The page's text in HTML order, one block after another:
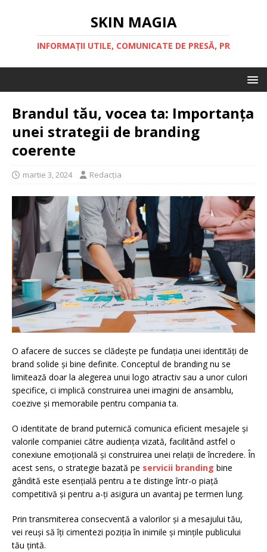
SKIN MAGIA
INFORMAȚII UTILE, COMUNICATE DE PRESĂ, PR
Brandul tău, vocea ta: Importanța
unei strategii de branding
coerente
martie 3, 2024 Redacția
O afacere de succes se clădește pe fundația unei identități de
brand solide și bine definite. Conceptul de branding nu se
limitează doar la alegerea unui logo atractiv sau a unor culori
specifice, ci implică construirea unei imagini de ansamblu,
coezive și memorabile pentru compania ta.
O identitate de brand puternică comunica eficient mesajele și
valorile companiei către audiența vizată, facilitând astfel o
conexiune emoțională și construirea unei relații de încredere. În
acest sens, o strategie bazată pe servicii branding bine
gândită este esențială pentru a te distinge într-o piață
competitivă și pentru a-ți asigura un avantaj pe termen lung.
Prin transmiterea consecventă a valorilor și a mesajului tău,
vei reuși să îți cimentezi poziția în inimile și mințile publicului
tău țintă.